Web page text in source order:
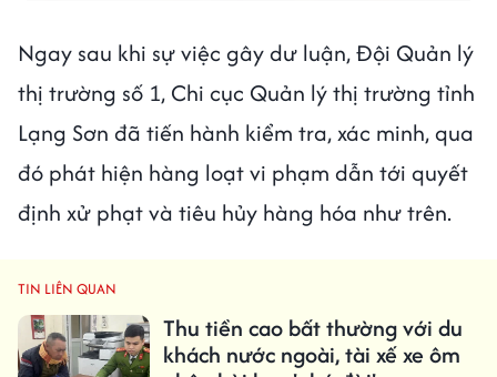
Ngay sau khi sự việc gây dư luận, Đội Quản lý
thị trường số 1, Chi cục Quản lý thị trường tỉnh
Lạng Sơn đã tiến hành kiểm tra, xác minh, qua
đó phát hiện hàng loạt vi phạm dẫn tới quyết
định xử phạt và tiêu hủy hàng hóa như trên.
TIN LIÊN QUAN
Thu tiền cao bất thường với du
khách nước ngoài, tài xế xe ôm